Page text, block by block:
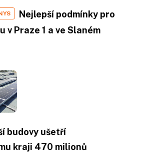
Nejlepší podmínky pro
v Praze 1 a ve Slaném
budovy ušetří
kraji 470 milionů